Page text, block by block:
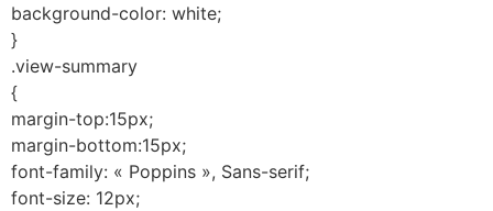
background-color: white;
}
.view-summary
{
margin-top:15px;
margin-bottom:15px;
font-family: « Poppins », Sans-serif;
font-size: 12px;